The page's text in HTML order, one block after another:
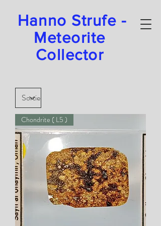
Hanno Strufe -
Meteorite
Collector
Chondrite ( L5 )